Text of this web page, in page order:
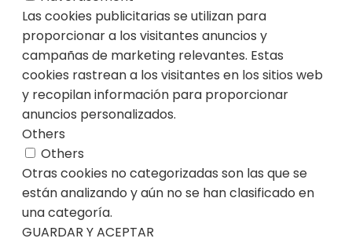
Las cookies publicitarias se utilizan para
proporcionar a los visitantes anuncios y
campañas de marketing relevantes. Estas
cookies rastrean a los visitantes en los sitios web
y recopilan información para proporcionar
anuncios personalizados.
Others
Others
Otras cookies no categorizadas son las que se
están analizando y aún no se han clasificado en
una categoría.
GUARDAR Y ACEPTAR